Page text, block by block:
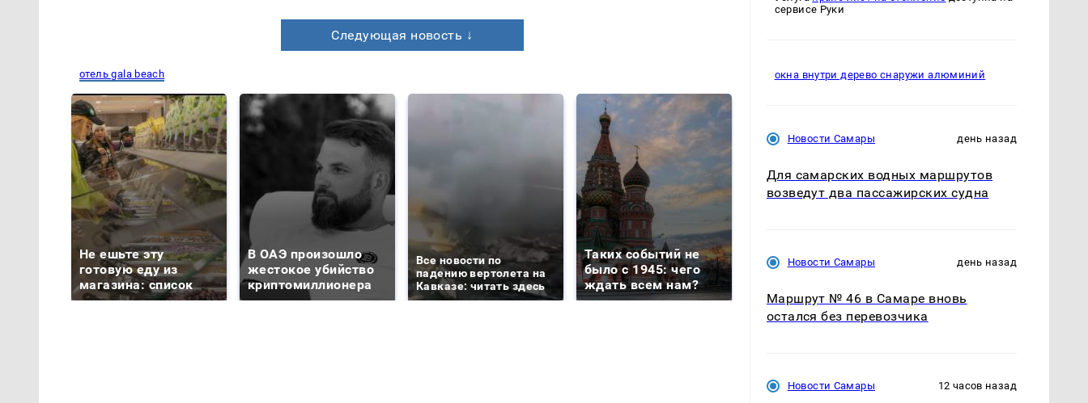
Следующая новость ↓
отель gala beach
Не ешьте эту
готовую еду из
магазина: список
В ОАЭ произошло
жестокое убийство
криптомиллионера
Все новости по
падению вертолета на
Кавказе: читать здесь
Таких событий не
было с 1945: чего
ждать всем нам?
В магазинах России
ажиотаж из-за этого
машину напали и
сервисе Руки
окна внутри дерево снаружи алюминий
Новости Самары день назад
Для самарских водных маршрутов
возведут два пассажирских судна
Новости Самары день назад
Маршрут № 46 в Самаре вновь
остался без перевозчика
Новости Самары 12 часов назад